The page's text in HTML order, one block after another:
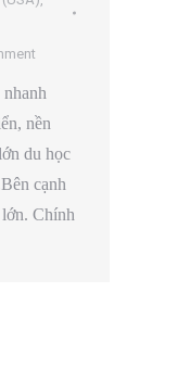
nền
du học
cạnh
Chính